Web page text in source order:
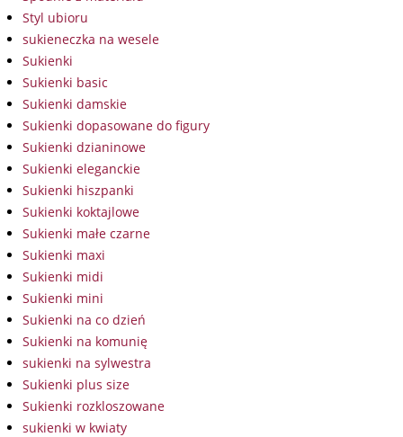
Styl ubioru
sukieneczka na wesele
Sukienki
Sukienki basic
Sukienki damskie
Sukienki dopasowane do figury
Sukienki dzianinowe
Sukienki eleganckie
Sukienki hiszpanki
Sukienki koktajlowe
Sukienki małe czarne
Sukienki maxi
Sukienki midi
Sukienki mini
Sukienki na co dzień
Sukienki na komunię
sukienki na sylwestra
Sukienki plus size
Sukienki rozkloszowane
sukienki w kwiaty